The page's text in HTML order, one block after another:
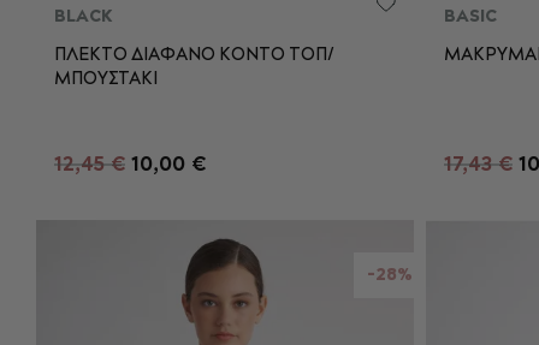
S
ΠΡΟΣΘΉΚΗ ΣΤΟ ΚΑΛΆΘΙ
BLACK
ΠΛΕΚΤΟ ΔΙΑΦΑΝΟ ΚΟΝΤΟ ΤΟΠ/
ΜΠΟΥΣΤΑΚΙ
12,45 € 10,00 €
BASIC
17,43 €
-28%